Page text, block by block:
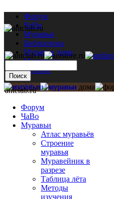
Форум
ЧаВо
Муравьи
Библиотека
Муравьи дома
Мастерская
Каталог
antclub.ru
Форум
ЧаВо
Муравьи
Атлас муравьёв
Строение
муравья
Муравейник в
разрезе
Таблица лёта
Методы
изучения